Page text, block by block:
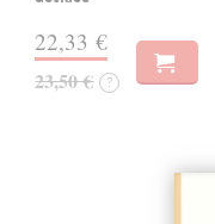
22,33 €
23,50 € ?